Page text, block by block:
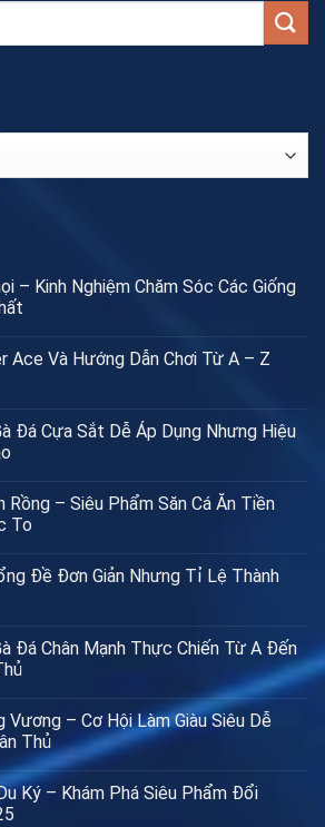
– Kinh Nghiệm Chăm Sóc Các Giống
Ace Và Hướng Dẫn Chơi Từ A – Z
Đá Cựa Sắt Dễ Áp Dụng Nhưng Hiệu
Rồng – Siêu Phẩm Săn Cá Ăn Tiền
To
Đề Đơn Giản Nhưng Tỉ Lệ Thành
Đá Chân Mạnh Thực Chiến Từ A Đến
Vương – Cơ Hội Làm Giàu Siêu Dễ
Thủ
Ký – Khám Phá Siêu Phẩm Đổi